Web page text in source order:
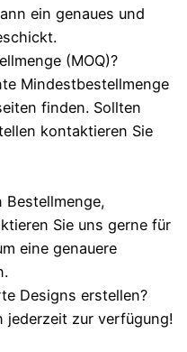
ein genaues und
(MOQ)?
Mindestbestellmenge
finden. Sollten
kontaktieren Sie
Bestellmenge,
Sie uns gerne für
eine genauere
Designs erstellen?
jederzeit zur verfügung!